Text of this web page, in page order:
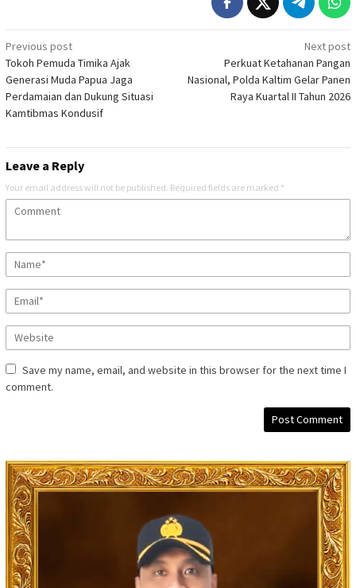
Post
navigation
Previous post
Tokoh Pemuda Timika Ajak
Generasi Muda Papua Jaga
Perdamaian dan Dukung Situasi
Kamtibmas Kondusif
Next post
Perkuat Ketahanan Pangan
Nasional, Polda Kaltim Gelar Panen
Raya Kuartal II Tahun 2026
Leave a Reply
Your email address will not be published. Required fields are marked *
Save my name, email, and website in this browser for the next time I
comment.